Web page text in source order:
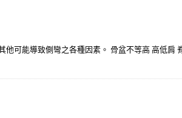
可能導致側彎之各種因素。 骨盆不等高 高低肩